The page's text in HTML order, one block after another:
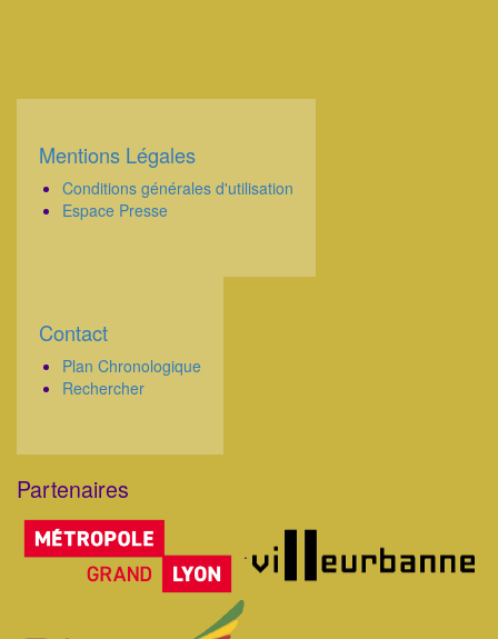
Corps
Mentions Légales
Conditions générales d'utilisation
Espace Presse
Corps
Contact
Plan Chronologique
Rechercher
Partenaires
Corps
.